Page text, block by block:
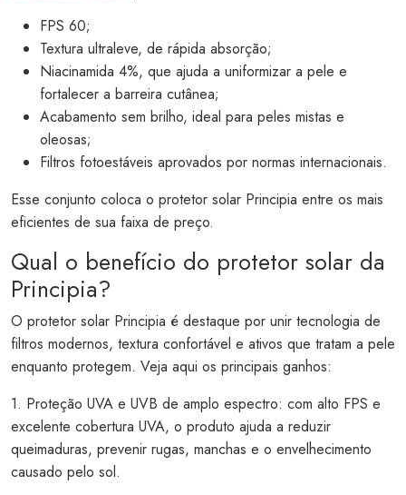
FPS 60;
Textura ultraleve, de rápida absorção;
Niacinamida 4%, que ajuda a uniformizar a pele e
fortalecer a barreira cutânea;
Acabamento sem brilho, ideal para peles mistas e
oleosas;
Filtros fotoestáveis aprovados por normas internacionais.
Esse conjunto coloca o protetor solar Principia entre os mais
eficientes de sua faixa de preço.
Qual o benefício do protetor solar da
Principia?
O protetor solar Principia é destaque por unir tecnologia de
filtros modernos, textura confortável e ativos que tratam a pele
enquanto protegem. Veja aqui os principais ganhos:
1. Proteção UVA e UVB de amplo espectro: com alto FPS e
excelente cobertura UVA, o produto ajuda a reduzir
queimaduras, prevenir rugas, manchas e o envelhecimento
causado pelo sol.